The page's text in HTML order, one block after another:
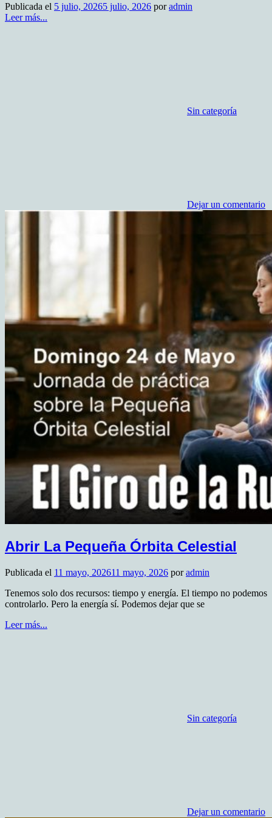
Publicada el 5 julio, 20265 julio, 2026 poradmin
Leer más...
Sin categoría
Dejar un comentario
Abrir La Pequeña Órbita Celestial
Publicada el 11 mayo, 202611 mayo, 2026 poradmin
Tenemos solo dos recursos: tiempo y energía. El tiempo no podemos
controlarlo. Pero la energía sí. Podemos dejar que se
Leer más...
Sin categoría
Dejar un comentario